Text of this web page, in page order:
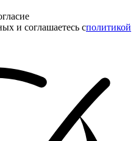
и соглашаетесь cполитикой